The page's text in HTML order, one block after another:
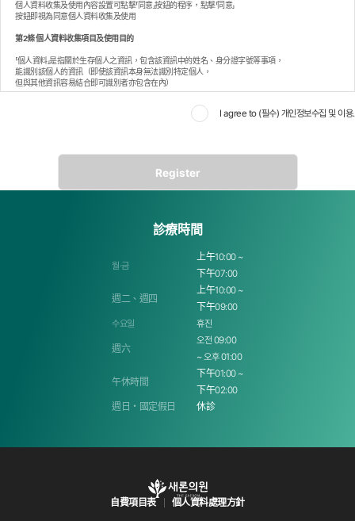
個人資料收集及使用內容設置可點擊「同意」按鈕的程序，點擊「同意」
按鈕即視為同意個人資料收集及使用
第2條 個人資料收集項目及使用目的
「個人資料」是指關於生存個人之資訊，包含該資訊中的姓名、身分證字號等事項，
能識別該個人的資訊（即使該資訊本身無法識別特定個人，
但與其他資訊容易結合即可識別者亦包含在內）
- 必要收集項目：姓名、聯絡方式、電子郵件
- 分析連線頻率或訪問時間等，掌握使用者嗜好和興趣領域，作為目標(target)
- 追蹤所購買的商品資訊和感興趣瀏覽的商品，提供個人化購物服務
Cookie儲存於使用者電腦硬碟中，可識別使用者電腦但不會個人識別使用者
此外，顧客可透過網頁瀏覽器設定允許/拒絕所有Cookie，或在每次儲存Cookie時進行確認
③ 拒絕Cookie設定的方法
웹 브라우저 상단의 도구 메뉴 > 인터넷 옵션 > 개인정보 탭 > 직접 설정
I agree to (필수) 개인정보수집 및 이용.
自費項目表 個人資料處理方針
診療時間
월·금
上午10:00 ~
下午07:00
週二、週四
上午10:00 ~
下午09:00
수요일
휴진
週六
오전 09:00
~ 오후 01:00
午休時間
下午01:00 ~
下午02:00
週日・國定假日
休診